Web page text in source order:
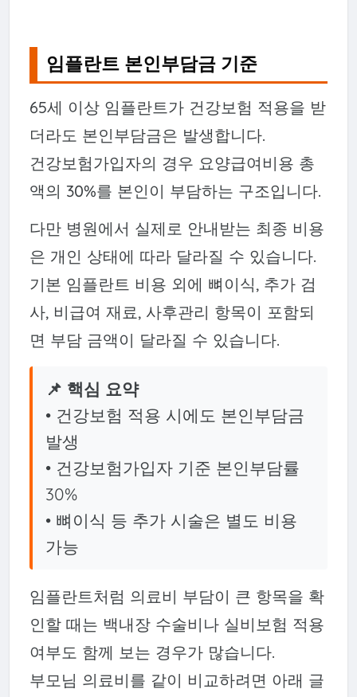
임플란트 본인부담금 기준
65세 이상 임플란트가 건강보험 적용을 받
더라도 본인부담금은 발생합니다.
건강보험가입자의 경우 요양급여비용 총
액의 30%를 본인이 부담하는 구조입니다.
다만 병원에서 실제로 안내받는 최종 비용
은 개인 상태에 따라 달라질 수 있습니다.
기본 임플란트 비용 외에 뼈이식, 추가 검
사, 비급여 재료, 사후관리 항목이 포함되
면 부담 금액이 달라질 수 있습니다.
📌 핵심 요약
• 건강보험 적용 시에도 본인부담금
발생
• 건강보험가입자 기준 본인부담률
30%
• 뼈이식 등 추가 시술은 별도 비용
가능
임플란트처럼 의료비 부담이 큰 항목을 확
인할 때는 백내장 수술비나 실비보험 적용
여부도 함께 보는 경우가 많습니다.
부모님 의료비를 같이 비교하려면 아래 글